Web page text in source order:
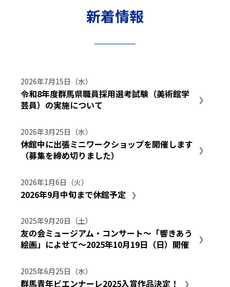
新着情報
2026年7月15日（水）
令和8年度群馬県職員採用選考試験（美術館学
芸員）の実施について
2026年3月25日（水）
休館中に出張ミニワークショップを開催します
（募集を締め切りました）
2026年1月6日（火）
2026年9月中旬まで休館予定
2025年9月20日（土）
友の会ミュージアム・コンサート～「響きあう
絵画」によせて～2025年10月19日（日）開催
2025年6月25日（水）
群馬青年ビエンナーレ2025入賞作品決定！